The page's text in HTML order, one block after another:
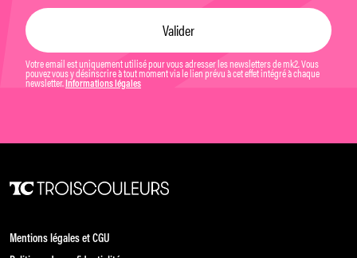
Votre email est uniquement utilisé pour vous adresser les newsletters de mk2. Vous
pouvez vous y désinscrire à tout moment via le lien prévu à cet effet intégré à chaque
newsletter. Informations légales
Mentions légales et CGU